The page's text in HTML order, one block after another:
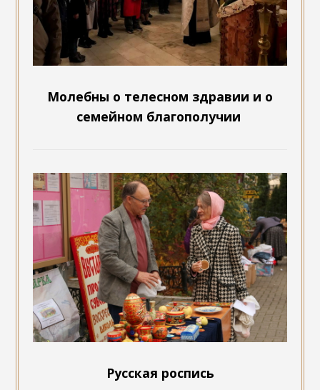
Молебны о телесном здравии и о
семейном благополучии
Русская роспись